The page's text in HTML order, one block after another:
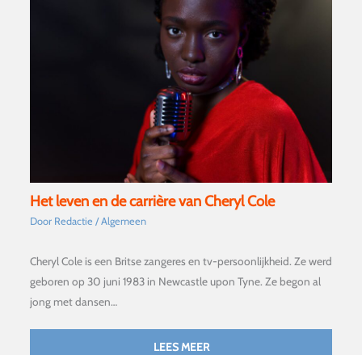
Het leven en de carrière van Cheryl Cole
Door Redactie /Algemeen
Cheryl Cole is een Britse zangeres en tv-persoonlijkheid. Ze werd
geboren op 30 juni 1983 in Newcastle upon Tyne. Ze begon al
jong met dansen…
LEES MEER